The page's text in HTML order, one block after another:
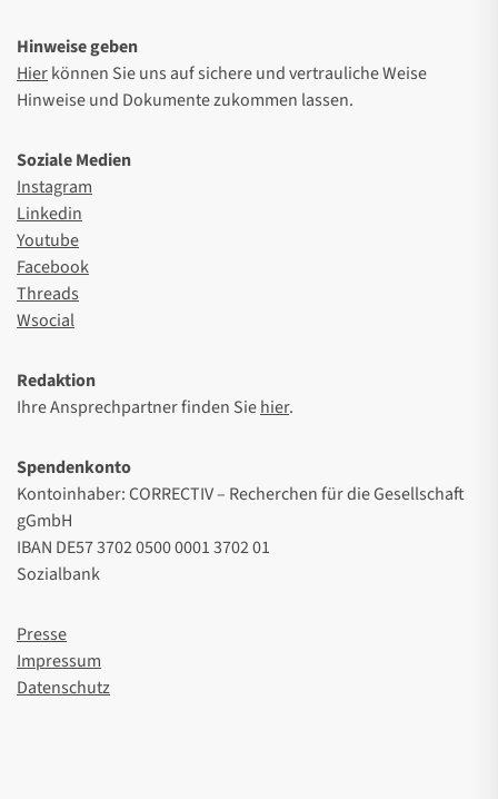
Hinweise geben
Hierkönnen Sie uns auf sichere und vertrauliche Weise
Hinweise und Dokumente zukommen lassen.
Soziale Medien
Instagram
Linkedin
Youtube
Facebook
Threads
Wsocial
Redaktion
Ihre Ansprechpartner finden Siehier.
Spendenkonto
Kontoinhaber: CORRECTIV – Recherchen für die Gesellschaft
gGmbH
IBAN DE57 3702 0500 0001 3702 01
Sozialbank
Presse
Impressum
Datenschutz